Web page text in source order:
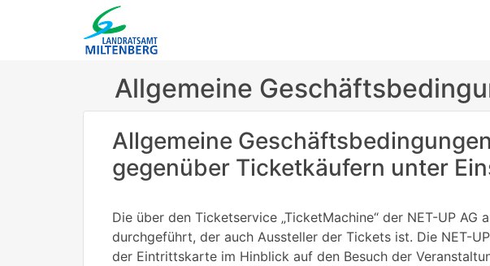
Allgemeine
Allgemeine
gegenüber Ticketkäufern unter
Die über den Ticketservice „TicketMachine“ der NET-UP
durchgeführt, der auch Aussteller der Tickets ist. Die NET-
der Eintrittskarte im Hinblick auf den Besuch der